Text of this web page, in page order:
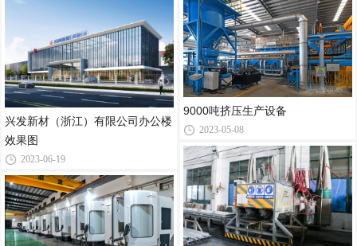
兴发新材（浙江）有限公司办公楼
效果图
2023-06-19
9000吨挤压生产设备
2023-05-08